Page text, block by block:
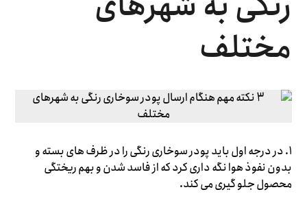
مختلف
1. در درجه اول باید پودر سوخاری رنگی را در ظرف های بسته و
بدون نفوذ هوا نگه داری کرد که از فاسد شدن و بهم ریختگی
محصول جلو گیری می کند.